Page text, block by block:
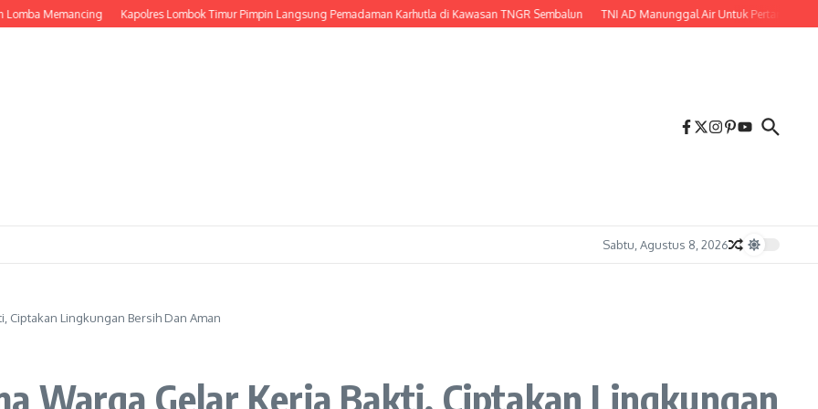
Memancing Kapolres Lombok Timur Pimpin Langsung Pemadaman Karhutla di Kawasan TNGR Sembalun TNI AD Manunggal Air Untuk Pertanian, Babinsa
Sabtu, Agustus 8, 2026
Ciptakan Lingkungan Bersih Dan Aman
Warga Gelar Kerja Bakti, Ciptakan Lingkungan